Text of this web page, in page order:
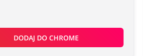
DODAJ DO CHROME